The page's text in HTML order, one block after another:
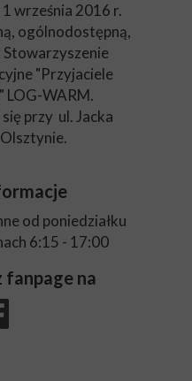
września 2016 r.
ogólnodostępną,
"Przyjaciele
LOG-WARM.
przy ul. Jacka
fanpage na
od poniedziałku
6:15 - 17:00